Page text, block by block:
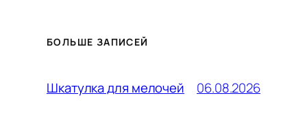
БОЛЬШЕ ЗАПИСЕЙ
Шкатулка для мелочей 06.08.2026